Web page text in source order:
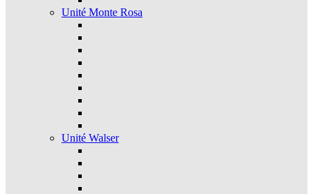
Unité Monte Rosa
Unité Walser